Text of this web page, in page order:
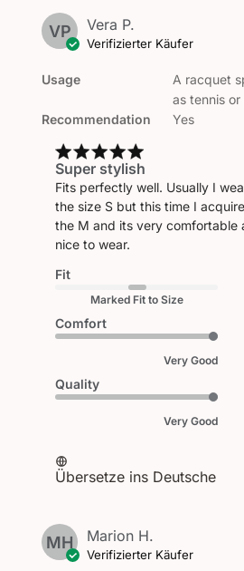
VP Vera P.
Verifizierter Käufer
Usage
Recommendation
A racquet
as tennis
Yes
Super stylish
Fits perfectly well. Usually I
the size S but this time I
the M and its very comfortable
nice to wear.
Fit
Marked Fit to Size
Comfort
Very Good
Quality
Very Good
Übersetze ins Deutsche
MH Marion H.
Verifizierter Käufer